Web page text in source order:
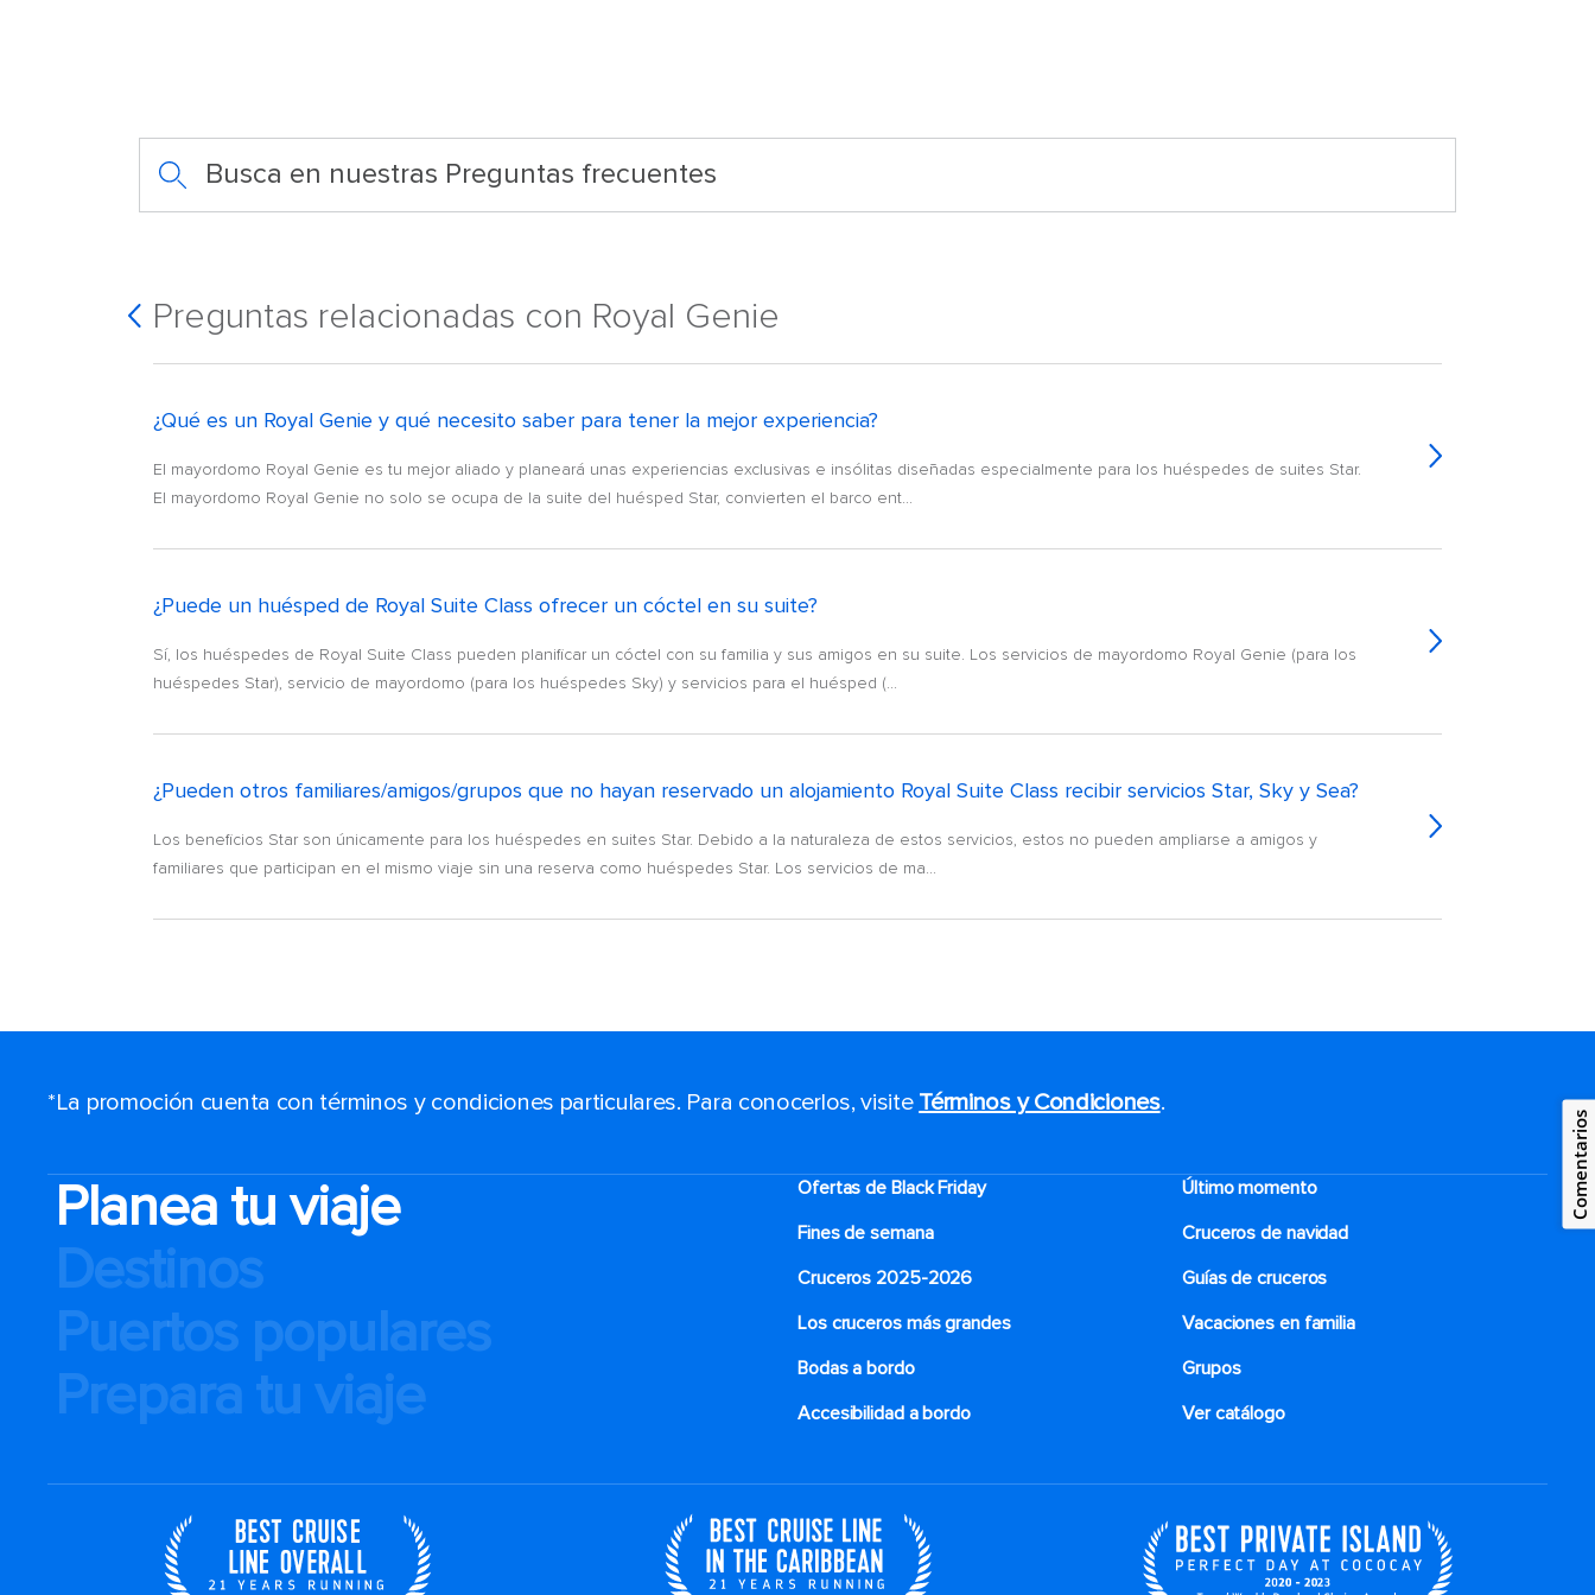
Busca en nuestras Preguntas frecuentes
Preguntas relacionadas con Royal Genie
¿Qué es un Royal Genie y qué necesito saber para tener la mejor experiencia?
El mayordomo Royal Genie es tu mejor aliado y planeará unas experiencias exclusivas e insólitas diseñadas especialmente para los huéspedes de suites Star.
El mayordomo Royal Genie no solo se ocupa de la suite del huésped Star, convierten el barco ent...
¿Puede un huésped de Royal Suite Class ofrecer un cóctel en su suite?
Sí, los huéspedes de Royal Suite Class pueden planificar un cóctel con su familia y sus amigos en su suite. Los servicios de mayordomo Royal Genie (para los
huéspedes Star), servicio de mayordomo (para los huéspedes Sky) y servicios para el huésped (...
¿Pueden otros familiares/amigos/grupos que no hayan reservado un alojamiento Royal Suite Class recibir servicios Star, Sky y Sea?
Los beneficios Star son únicamente para los huéspedes en suites Star. Debido a la naturaleza de estos servicios, estos no pueden ampliarse a amigos y
familiares que participan en el mismo viaje sin una reserva como huéspedes Star. Los servicios de ma...
*La promoción cuenta con términos y condiciones particulares. Para conocerlos, visite Términos y Condiciones.
Planea tu viaje
Destinos
Puertos populares
Prepara tu viaje
Ofertas de Black Friday
Último momento
Fines de semana
Cruceros de navidad
Cruceros 2025-2026
Guías de cruceros
Los cruceros más grandes
Vacaciones en familia
Bodas a bordo
Grupos
Accesibilidad a bordo
Ver catálogo
Comentarios